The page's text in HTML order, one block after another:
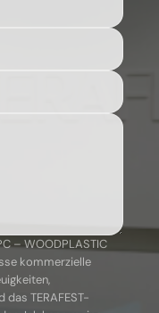
– WOODPLASTIC
kommerzielle
TERAFEST-